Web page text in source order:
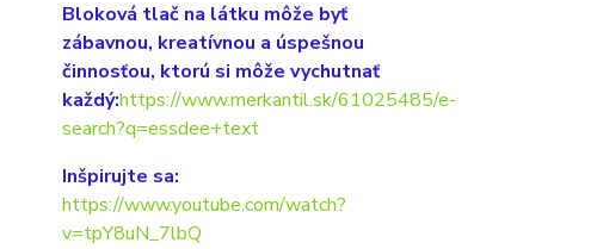
Bloková tlač na látku môže byť
zábavnou, kreatívnou a úspešnou
činnosťou, ktorú si môže vychutnať
každý:https://www.merkantil.sk/61025485/e-
search?q=essdee+text
Inšpirujte sa:
https://www.youtube.com/watch?
v=tpY8uN_7lbQ